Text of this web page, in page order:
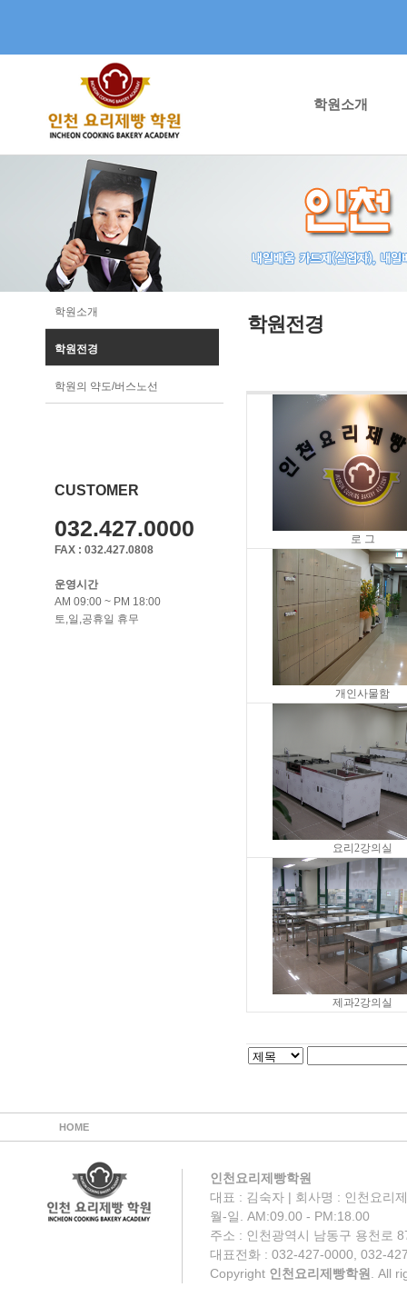
학원소개
학원소개
학원전경
학원의 약도/버스노선
CUSTOMER
032.427.0000
FAX : 032.427.0808
운영시간
AM 09:00 ~ PM 18:00
토,일,공휴일 휴무
학원전경
로 그
개인사물함
요리2강의실
제과2강의실
HOME
인천요리제빵학원
대표 : 김숙자 | 회사명 : 인천요리
월-일. AM:09.00 - PM:18.00
주소 : 인천광역시 남동구 용천로
대표전화 : 032-427-0000, 032-
Copyright 인천요리제빵학원 . All